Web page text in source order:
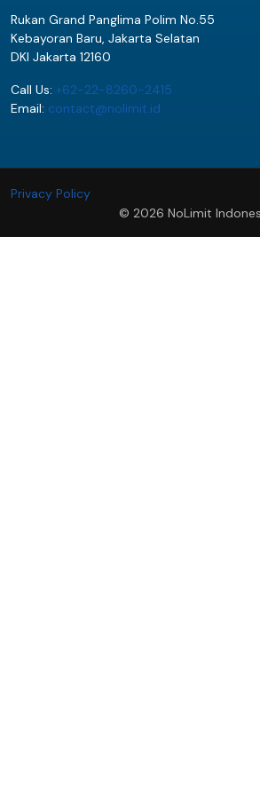
Rukan Grand Panglima Polim No.55
Kebayoran Baru, Jakarta Selatan
DKI Jakarta 12160
Call Us: +62-22-8260-2415
Email: contact@nolimit.id
Privacy Policy
© 2026 NoLimit